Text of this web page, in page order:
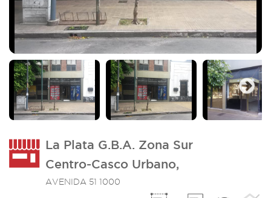
Imagen_2
Next
La Plata G.B.A. Zona Sur
Centro-Casco Urbano,
AVENIDA 51 1000